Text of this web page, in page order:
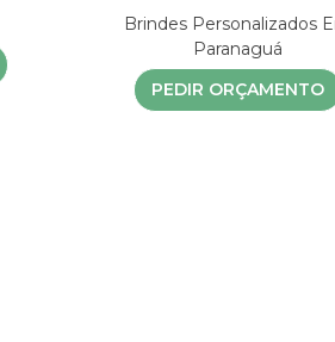
Brindes Personalizados
Paranaguá
PEDIR ORÇAMENTO